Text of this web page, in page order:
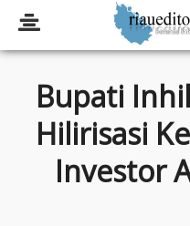
Bupati
Hilirisasi
Investor